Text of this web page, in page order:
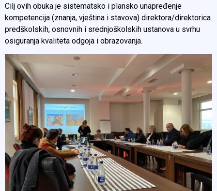
Cilj ovih obuka je sistematsko i plansko unapređenje
kompetencija (znanja, vještina i stavova) direktora/direktorica
predškolskih, osnovnih i srednjoškolskih ustanova u svrhu
osiguranja kvaliteta odgoja i obrazovanja.